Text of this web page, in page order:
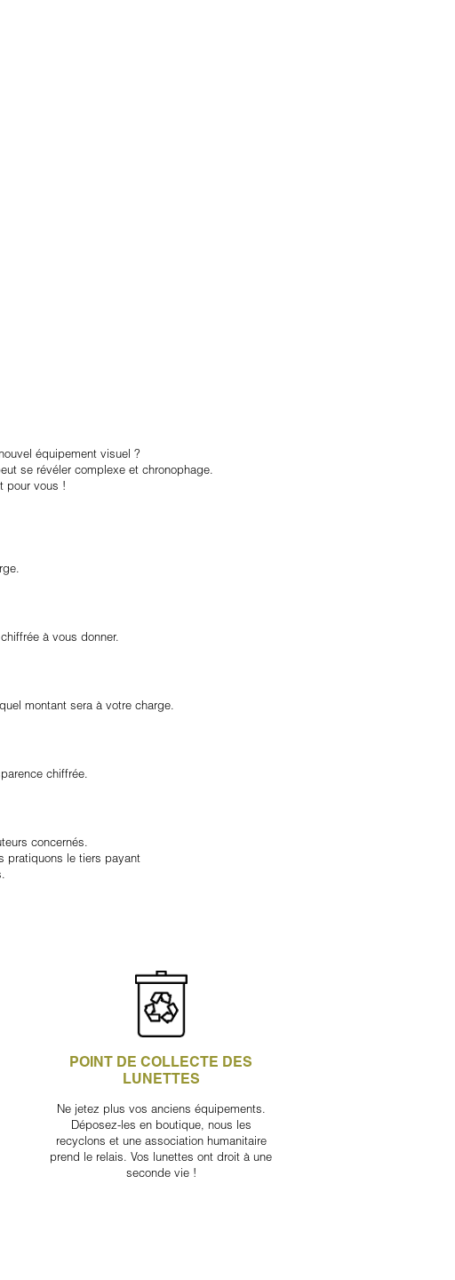
équipement visuel ?
se révéler complexe et chronophage.
pour vous !
à vous donner.
montant sera à votre charge.
chiffrée.
concernés.
pratiquons le tiers payant
POINT DE COLLECTE DES
LUNETTES
Ne jetez plus vos anciens équipements.
Déposez-les en boutique, nous les
recyclons et une association humanitaire
prend le relais. Vos lunettes ont droit à une
seconde vie !